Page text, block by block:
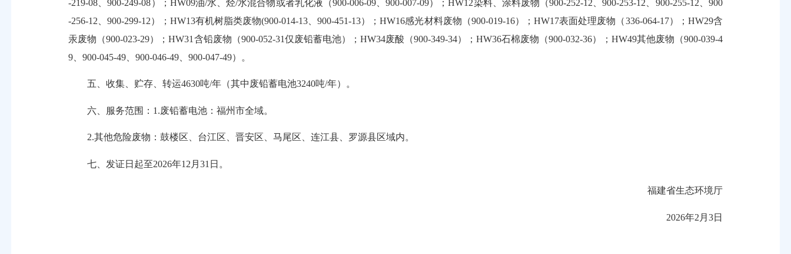
-219-08、900-249-08）；HW09油/水、烃/水混合物或者乳化液（900-006-09、900-007-09）；HW12染料、涂料废物（900-252-12、900-253-12、900-255-12、900
-256-12、900-299-12）；HW13有机树脂类废物(900-014-13、900-451-13）；HW16感光材料废物（900-019-16）；HW17表面处理废物（336-064-17）；HW29含
汞废物（900-023-29）；HW31含铅废物（900-052-31仅废铅蓄电池）；HW34废酸（900-349-34）；HW36石棉废物（900-032-36）；HW49其他废物（900-039-4
9、900-045-49、900-046-49、900-047-49）。
五、收集、贮存、转运4630吨/年（其中废铅蓄电池3240吨/年）。
六、服务范围：1.废铅蓄电池：福州市全域。
2.其他危险废物：鼓楼区、台江区、晋安区、马尾区、连江县、罗源县区域内。
七、发证日起至2026年12月31日。
福建省生态环境厅
2026年2月3日